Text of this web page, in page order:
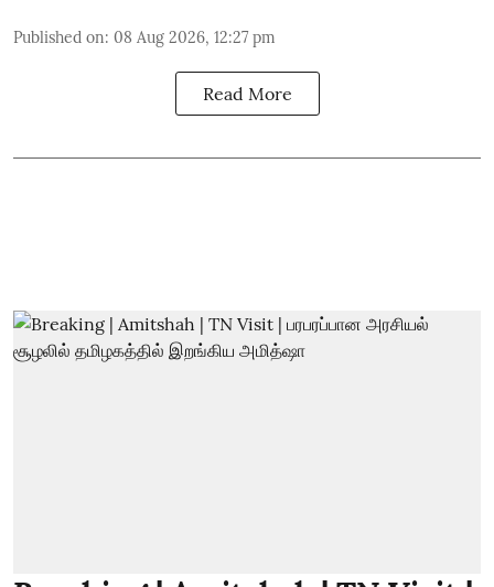
Published on: 08 Aug 2026, 12:27 pm
Read More